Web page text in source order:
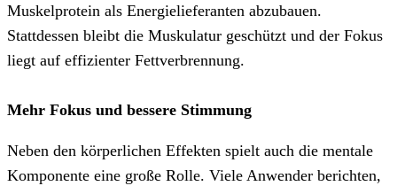
Muskelprotein als Energielieferanten abzubauen.
Stattdessen bleibt die Muskulatur geschützt und der Fokus
liegt auf effizienter Fettverbrennung.
Mehr Fokus und bessere Stimmung
Neben den körperlichen Effekten spielt auch die mentale
Komponente eine große Rolle. Viele Anwender berichten,